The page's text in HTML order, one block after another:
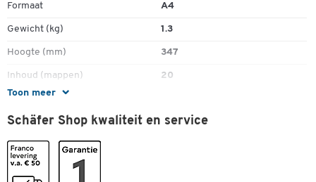
Toon meer
Formaat A4
Gewicht (kg) 1.3
Hoogte (mm) 347
Inhoud (mappen) 20
Materiaal
Stapelbaar ja
Kleuren
Kleur
Schäfer Shop kwaliteit en service